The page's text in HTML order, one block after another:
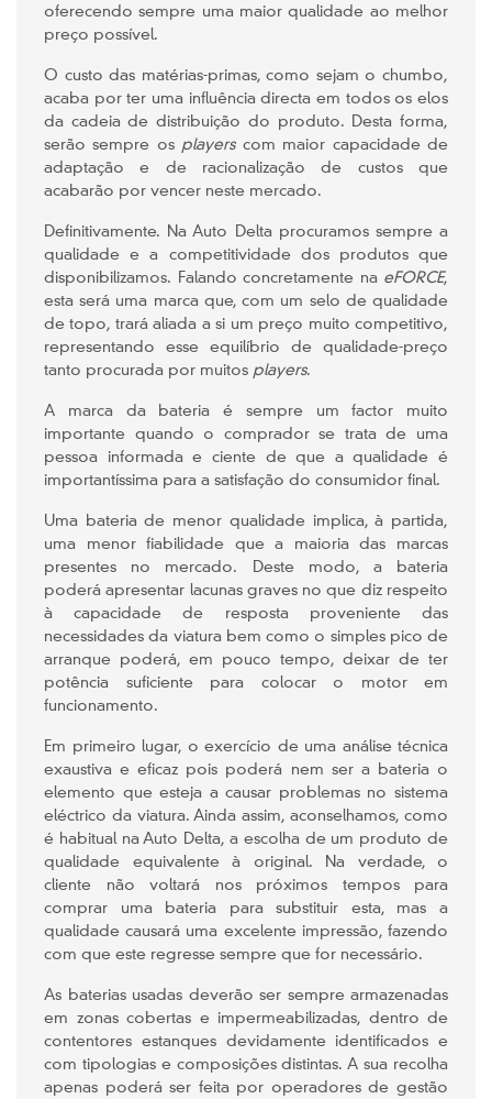
oferecendo sempre uma maior qualidade ao melhor
preço possível.
O custo das matérias-primas, como sejam o chumbo,
acaba por ter uma influência directa em todos os elos
da cadeia de distribuição do produto. Desta forma,
serão sempre os playerscom maior capacidade de
adaptação e de racionalização de custos que
acabarão por vencer neste mercado.
Definitivamente. Na Auto Delta procuramos sempre a
qualidade e a competitividade dos produtos que
disponibilizamos. Falando concretamente na eFORCE,
esta será uma marca que, com um selo de qualidade
de topo, trará aliada a si um preço muito competitivo,
representando esse equilíbrio de qualidade-preço
tanto procurada por muitos players.
A marca da bateria é sempre um factor muito
importante quando o comprador se trata de uma
pessoa informada e ciente de que a qualidade é
importantíssima para a satisfação do consumidor final.
Uma bateria de menor qualidade implica, à partida,
uma menor fiabilidade que a maioria das marcas
presentes no mercado. Deste modo, a bateria
poderá apresentar lacunas graves no que diz respeito
à capacidade de resposta proveniente das
necessidades da viatura bem como o simples pico de
arranque poderá, em pouco tempo, deixar de ter
potência suficiente para colocar o motor em
funcionamento.
Em primeiro lugar, o exercício de uma análise técnica
exaustiva e eficaz pois poderá nem ser a bateria o
elemento que esteja a causar problemas no sistema
eléctrico da viatura. Ainda assim, aconselhamos, como
é habitual na Auto Delta, a escolha de um produto de
qualidade equivalente à original. Na verdade, o
cliente não voltará nos próximos tempos para
comprar uma bateria para substituir esta, mas a
qualidade causará uma excelente impressão, fazendo
com que este regresse sempre que for necessário.
As baterias usadas deverão ser sempre armazenadas
em zonas cobertas e impermeabilizadas, dentro de
contentores estanques devidamente identificados e
com tipologias e composições distintas. A sua recolha
apenas poderá ser feita por operadores de gestão